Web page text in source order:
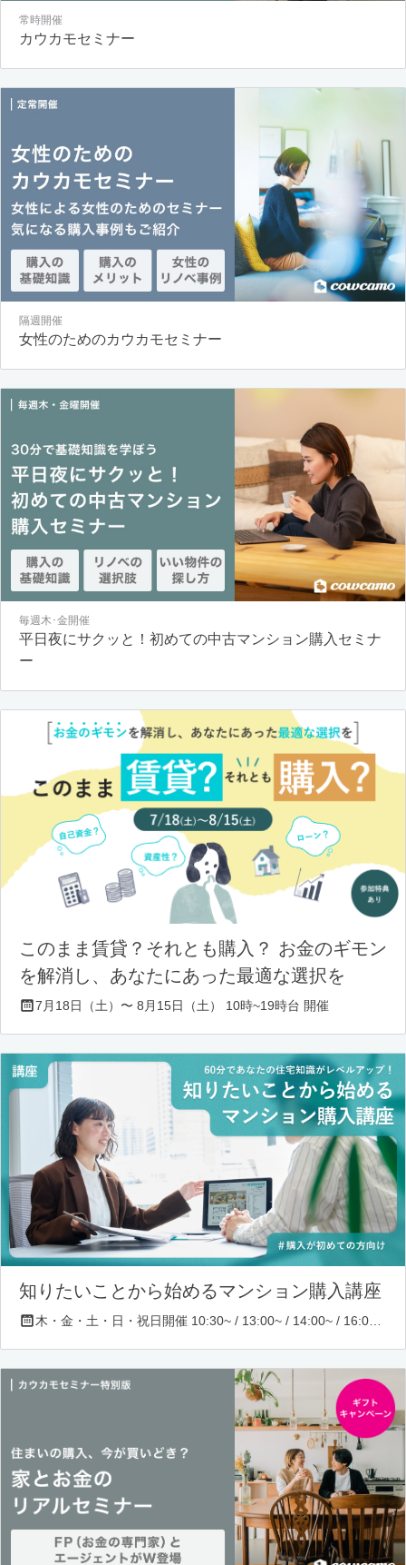
常時開催
カウカモセミナー
隔週開催
女性のためのカウカモセミナー
毎週木･金開催
平日夜にサクッと！初めての中古マンション購入セミナ
ー
このまま賃貸？それとも購入？ お金のギモン
を解消し、あなたにあった最適な選択を
7月18日（土）〜 8月15日（土） 10時~19時台 開催
知りたいことから始めるマンション購入講座